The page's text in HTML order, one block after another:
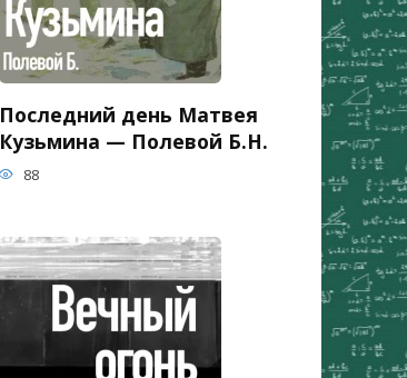
Последний день Матвея
Кузьмина — Полевой Б.Н.
88